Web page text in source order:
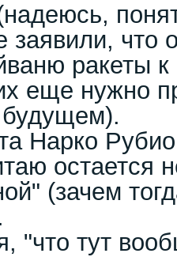
заявили, что
ракеты
еще нужно
Нарко
остается
(зачем
"что тут